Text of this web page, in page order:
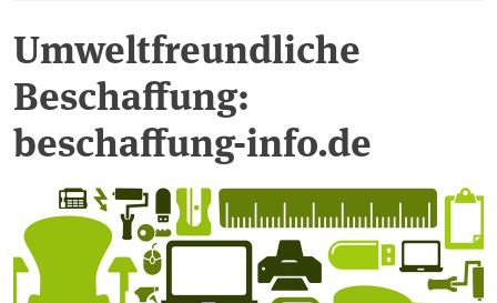
Umweltfreundliche
Beschaffung:
beschaffung-info.de